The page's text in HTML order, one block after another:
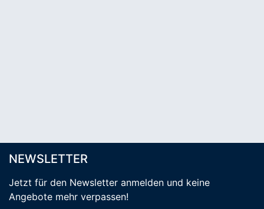
NEWSLETTER
Jetzt für den Newsletter anmelden und keine
Angebote mehr verpassen!